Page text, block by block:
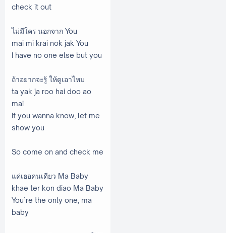
check it out
ไม่มีใคร นอกจาก You
mai mi krai nok jak You
I have no one else but you
ถ้าอยากจะรู้ ให้ดูเอาไหม
ta yak ja roo hai doo ao
mai
If you wanna know, let me
show you
So come on and check me
แค่เธอคนเดียว Ma Baby
khae ter kon diao Ma Baby
You’re the only one, ma
baby